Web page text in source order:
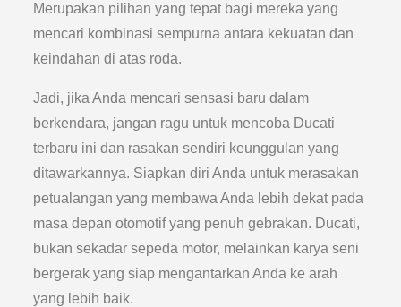
Merupakan pilihan yang tepat bagi mereka yang
mencari kombinasi sempurna antara kekuatan dan
keindahan di atas roda.
Jadi, jika Anda mencari sensasi baru dalam
berkendara, jangan ragu untuk mencoba Ducati
terbaru ini dan rasakan sendiri keunggulan yang
ditawarkannya. Siapkan diri Anda untuk merasakan
petualangan yang membawa Anda lebih dekat pada
masa depan otomotif yang penuh gebrakan. Ducati,
bukan sekadar sepeda motor, melainkan karya seni
bergerak yang siap mengantarkan Anda ke arah
yang lebih baik.